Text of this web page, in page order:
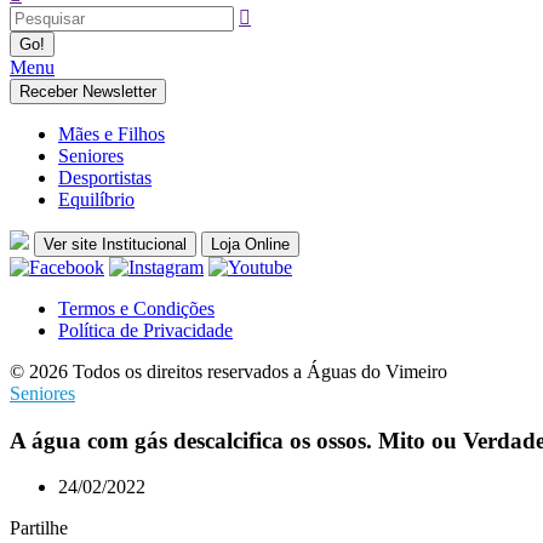
Menu
Receber Newsletter
Mães e Filhos
Seniores
Desportistas
Equilíbrio
Ver site Institucional Loja Online
Termos e Condições
Política de Privacidade
© 2026 Todos os direitos reservados a Águas do Vimeiro
Seniores
A água com gás descalcifica os ossos. Mito ou
24/02/2022
Partilhe